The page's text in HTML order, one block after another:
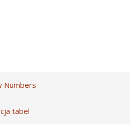
Numbers
tabel